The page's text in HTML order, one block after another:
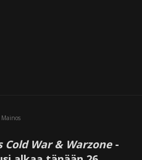
Mainos
Cold War & Warzone-